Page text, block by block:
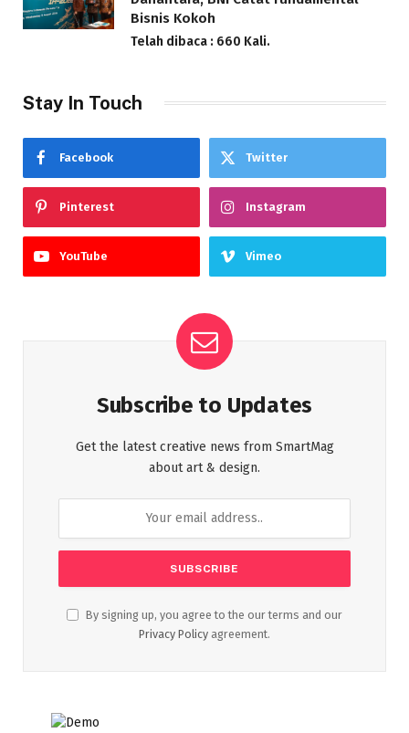
Bisnis Kokoh
Telah dibaca : 660 Kali.
Stay In Touch
Facebook Twitter
Pinterest Instagram
YouTube Vimeo
Subscribe to Updates
Get the latest creative news from SmartMag
about art & design.
By signing up, you agree to the our terms and our
Privacy Policy agreement.